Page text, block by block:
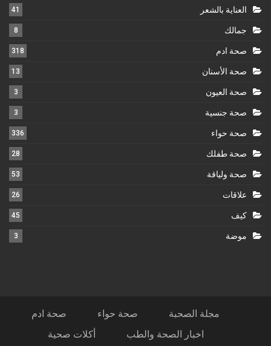
العناية بالشعر 41
جمالك 8
صحة ادم 318
صحة الأسنان 13
صحة العيون 3
صحة جنسية 3
صحة حواء 336
صحة طفلك 28
صحة ولياقة 53
علاقات 26
كيف 45
موضة 3
مجلة الصحبة صحة حواء
صحة ادم
اخبار الصحة والطب
أكلات صحية